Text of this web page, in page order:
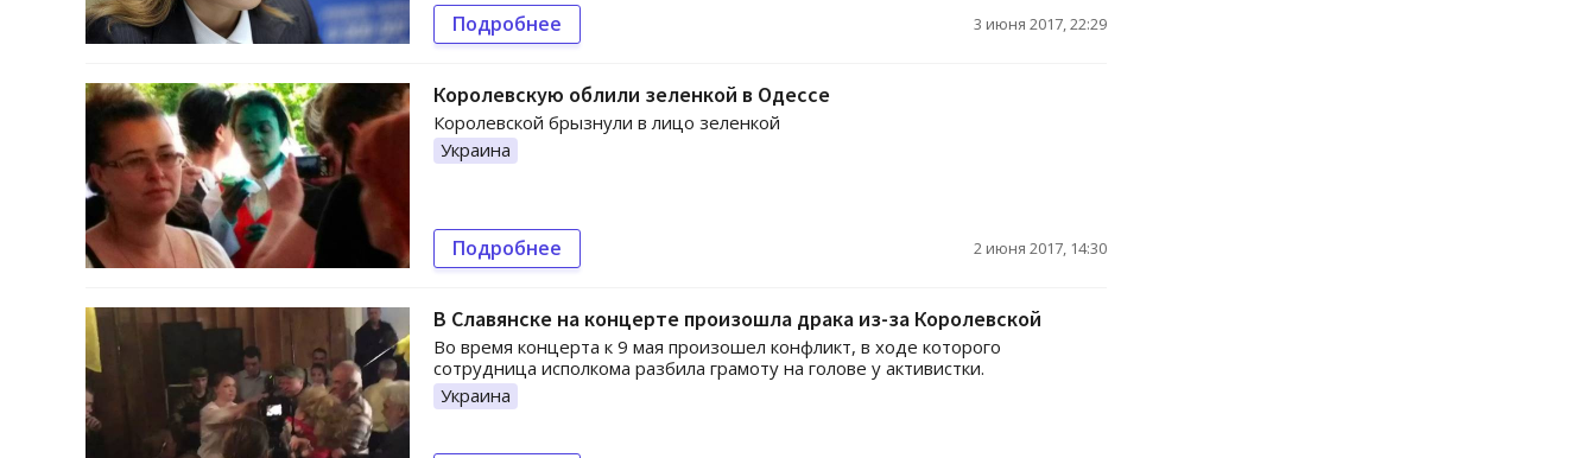
Подробнее 3 июня 2017, 22:29
Королевскую облили зеленкой в Одессе
Королевской брызнули в лицо зеленкой
Украина
Подробнее 2 июня 2017, 14:30
В Славянске на концерте произошла драка из-за Королевской
Во время концерта к 9 мая произошел конфликт, в ходе которого
сотрудница исполкома разбила грамоту на голове у активистки.
Украина